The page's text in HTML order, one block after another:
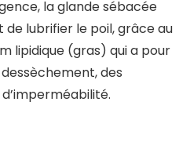
la glande sébacée
de lubrifier le poil, grâce au
lipidique (gras) qui a pour
des